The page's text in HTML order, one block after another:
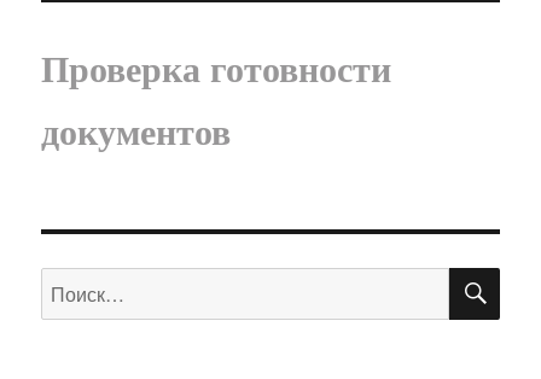
Проверка готовности
документов
Искать: